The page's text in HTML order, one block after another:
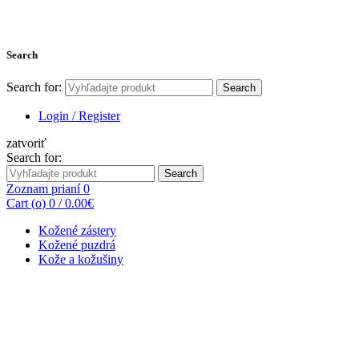
Search
Search for: Search
Login / Register
zatvoriť
Search for:
Search
Zoznam prianí0
Cart (o) 0 / 0.00€
Kožené zástery
Kožené puzdrá
Kože a kožušiny